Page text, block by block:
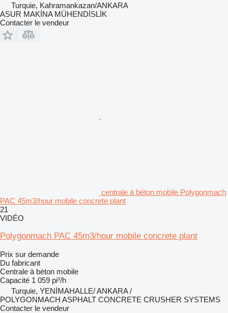
Turquie, Kahramankazan/ANKARA
ASUR MAKİNA MÜHENDİSLİK
Contacter le vendeur
centrale à béton mobile Polygonmach
PAC 45m3/hour mobile concrete plant
21
VIDÉO
Polygonmach PAC 45m3/hour mobile concrete plant
Prix sur demande
Du fabricant
Centrale à béton mobile
Capacité 1 059 pi³/h
Turquie, YENİMAHALLE/ ANKARA /
POLYGONMACH ASPHALT CONCRETE CRUSHER SYSTEMS
Contacter le vendeur